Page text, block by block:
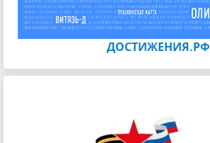
ДОСТИЖЕНИЯ.РФ